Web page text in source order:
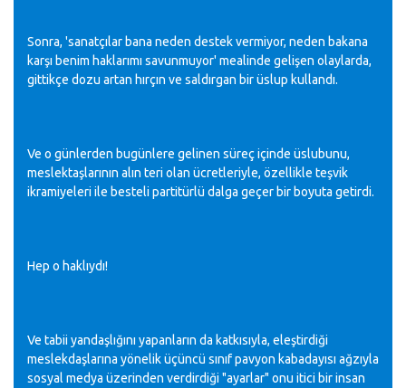
Sonra, 'sanatçılar bana neden destek vermiyor, neden bakana
karşı benim haklarımı savunmuyor' mealinde gelişen olaylarda,
gittikçe dozu artan hırçın ve saldırgan bir üslup kullandı.
Ve o günlerden bugünlere gelinen süreç içinde üslubunu,
meslektaşlarının alın teri olan ücretleriyle, özellikle teşvik
ikramiyeleri ile besteli partitürlü dalga geçer bir boyuta getirdi.
Hep o haklıydı!
Ve tabii yandaşlığını yapanların da katkısıyla, eleştirdiği
meslekdaşlarına yönelik üçüncü sınıf pavyon kabadayısı ağzıyla
sosyal medya üzerinden verdirdiği "ayarlar" onu itici bir insan